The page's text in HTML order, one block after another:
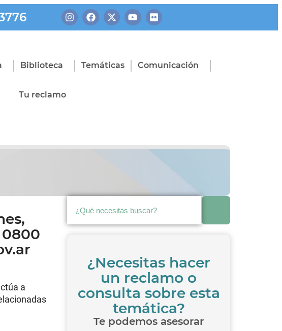
Biblioteca Temáticas Comunicación
Tu reclamo
a
¿Necesitas hacer
un reclamo o
consulta sobre esta
temática?
Te podemos asesorar